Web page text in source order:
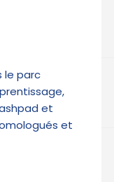
le parc
et
et